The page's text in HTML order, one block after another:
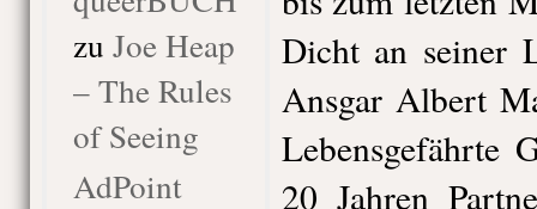
zu Joe Heap
– The Rules
of Seeing
AdPoint
Dicht an seiner
Ansgar Albert
Lebensgefährte
20 Jahren